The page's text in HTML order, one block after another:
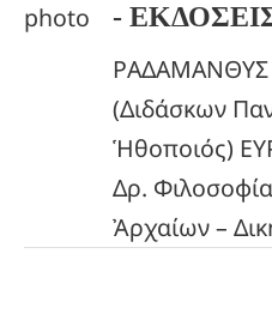
-
ΡΑΔΑΜΑΝΘΥΣ
(Διδάσκων
Ἡθοποιός)
Δρ.
Ἀρχαίων –